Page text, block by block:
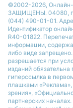
©2002-2026, Онлайн-
ЗАЩИЩЕНЫ. 04080, г.
(044) 490-01-01.
Идентификатор
R40-01822.
информации,
либо виде
разрешается при
изданий
гиперссылка в
плашками «Реклама»,
зрения»,
партнерских